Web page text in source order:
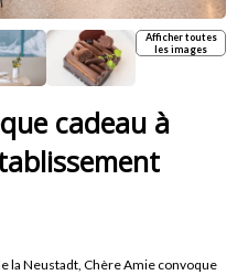
Afficher toutes
les images
cadeau à
la Neustadt, Chère Amie convoque